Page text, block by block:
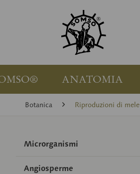
ANATOMIA
Botanica Riproduzioni di mele
Microrganismi
Angiosperme